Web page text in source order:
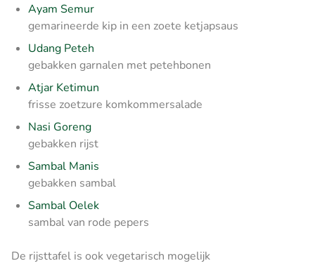
Ayam Semur
gemarineerde kip in een zoete ketjapsaus
Udang Peteh
gebakken garnalen met petehbonen
Atjar Ketimun
frisse zoetzure komkommersalade
Nasi Goreng
gebakken rijst
Sambal Manis
gebakken sambal
Sambal Oelek
sambal van rode pepers
De rijsttafel is ook vegetarisch mogelijk